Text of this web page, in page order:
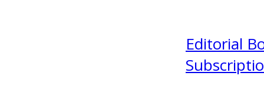
Editorial